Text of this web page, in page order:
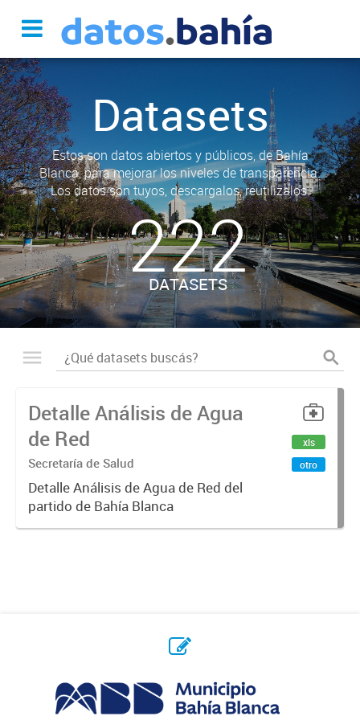
Datasets
Estos son datos abiertos y públicos, de Bahía
Blanca, para mejorar los niveles de transparencia.
Los datos son tuyos, descargalos, reutilizalos.
222
DATASETS
Detalle Análisis de Agua
de Red
Secretaría de Salud
Detalle Análisis de Agua de Red del
partido de Bahía Blanca
xls
otro